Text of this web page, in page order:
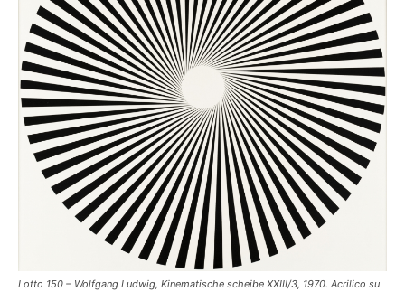
Lotto 150 – Wolfgang Ludwig, Kinematische scheibe XXIII/3, 1970. Acrilico su